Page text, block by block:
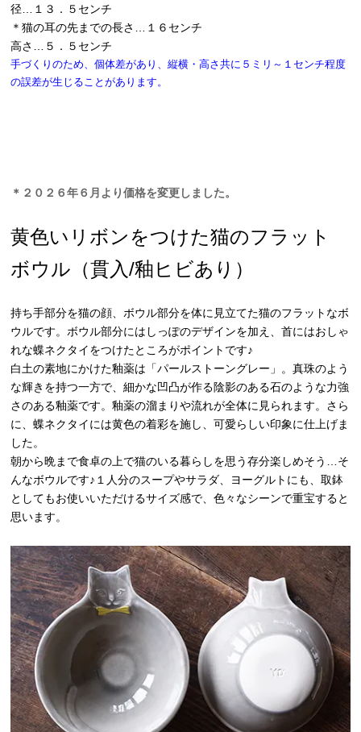
径…１３．５センチ
＊猫の耳の先までの長さ…１６センチ
高さ…５．５センチ
手づくりのため、個体差があり、縦横・高さ共に５ミリ～１センチ程度
の誤差が生じることがあります。
＊２０２６年６月より価格を変更しました。
黄色いリボンをつけた猫のフラット
ボウル（貫入/釉ヒビあり）
持ち手部分を猫の顔、ボウル部分を体に見立てた猫のフラットなボ
ウルです。ボウル部分にはしっぽのデザインを加え、首にはおしゃ
れな蝶ネクタイをつけたところがポイントです♪
白土の素地にかけた釉薬は「パールストーングレー」。真珠のよう
な輝きを持つ一方で、細かな凹凸が作る陰影のある石のような力強
さのある釉薬です。釉薬の溜まりや流れが全体に見られます。さら
に、蝶ネクタイには黄色の着彩を施し、可愛らしい印象に仕上げま
した。
朝から晩まで食卓の上で猫のいる暮らしを思う存分楽しめそう…そ
んなボウルです♪１人分のスープやサラダ、ヨーグルトにも、取鉢
としてもお使いいただけるサイズ感で、色々なシーンで重宝すると
思います。